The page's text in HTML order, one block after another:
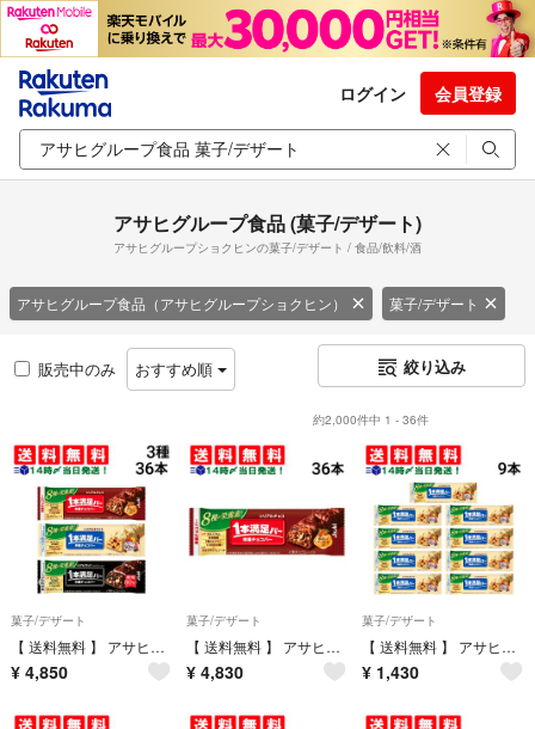
ログイン 会員登録
アサヒグループ食品 (菓子/デザート)
アサヒグループショクヒンの菓子/デザート / 食品/飲料/酒
アサヒグループ食品（アサヒグループショクヒン） 菓子/デザート
販売中のみ おすすめ順 絞り込み
約2,000件中 1 - 36件
菓子/デザート
【 送料無料 】 アサヒグループ食品 1本満足バー シリアル 3種 × 各12本 計36本 食べ比べ 詰め合わせ アソート セット まとめ買い 大容量 栄養補助食品
¥ 4,850
菓子/デザート
【 送料無料 】 アサヒグループ食品 1本満足バー シリアル チョコ 37g × 36本 セット まとめ買い 大容量
¥ 4,830
菓子/デザート
【 送料無料 】 アサヒグループ食品 1本満足バー シリアルホワイト 37g × 9本 セット まとめ買い 大容量
¥ 1,430